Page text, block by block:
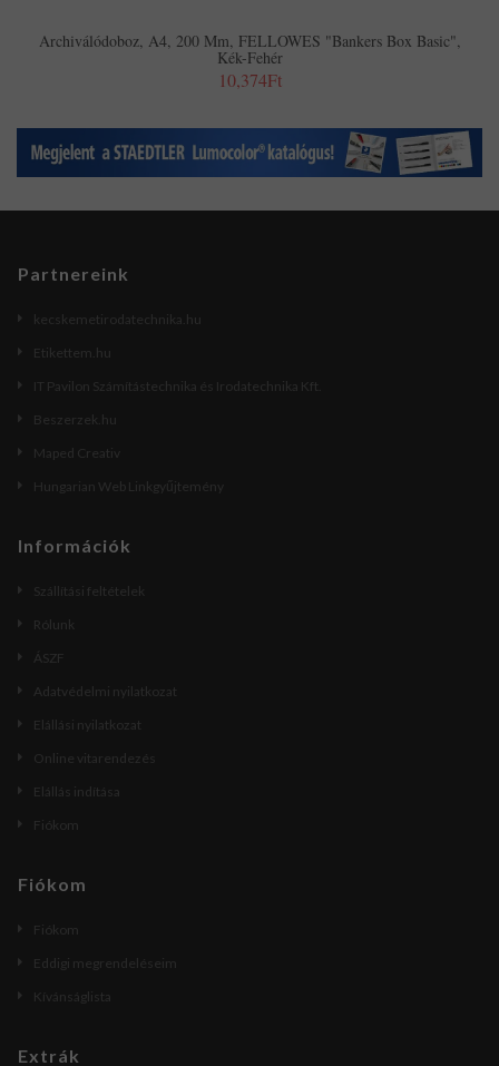
Archiválódoboz, A4, 200 Mm, FELLOWES "Bankers Box Basic",
Kék-Fehér
10,374Ft
Partnereink
kecskemetirodatechnika.hu
Etikettem.hu
IT Pavilon Számítástechnika és Irodatechnika Kft.
Beszerzek.hu
Maped Creativ
Hungarian Web Linkgyűjtemény
Információk
Szállítási feltételek
Rólunk
ÁSZF
Adatvédelmi nyilatkozat
Elállási nyilatkozat
Online vitarendezés
Elállás indítása
Fiókom
Fiókom
Fiókom
Eddigi megrendeléseim
Kívánságlista
Extrák